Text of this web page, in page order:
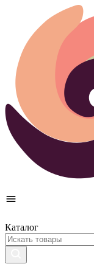
Каталог